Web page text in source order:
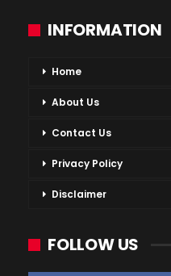
INFORMATION
Home
About Us
Contact Us
Privacy Policy
Disclaimer
FOLLOW US